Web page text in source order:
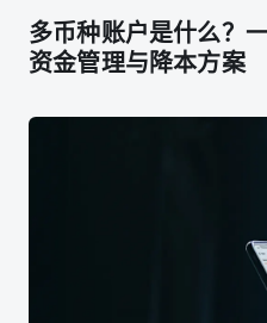
多币种账户是什么？
资金管理与降本方案
微信扫一扫，
分
微信扫一扫，
分